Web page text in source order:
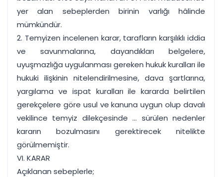
yer alan sebeplerden birinin varlığı hâlinde
mümkündür.
2. Temyizen incelenen karar, tarafların karşılıklı iddia
ve savunmalarına, dayandıkları belgelere,
uyuşmazlığa uygulanması gereken hukuk kuralları ile
hukuki ilişkinin nitelendirilmesine, dava şartlarına,
yargılama ve ispat kuralları ile kararda belirtilen
gerekçelere göre usul ve kanuna uygun olup davalı
vekilince temyiz dilekçesinde ... sürülen nedenler
kararın bozulmasını gerektirecek nitelikte
görülmemiştir.
VI. KARAR
Açıklanan sebeplerle;